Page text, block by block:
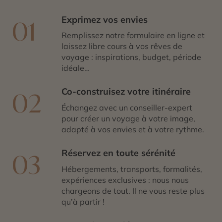
01 Exprimez vos envies
Remplissez notre formulaire en ligne et
laissez libre cours à vos rêves de
voyage : inspirations, budget, période
idéale…
02 Co-construisez votre itinéraire
Échangez avec un conseiller-expert
pour créer un voyage à votre image,
adapté à vos envies et à votre rythme.
03 Réservez en toute sérénité
Hébergements, transports, formalités,
expériences exclusives : nous nous
chargeons de tout. Il ne vous reste plus
qu’à partir !